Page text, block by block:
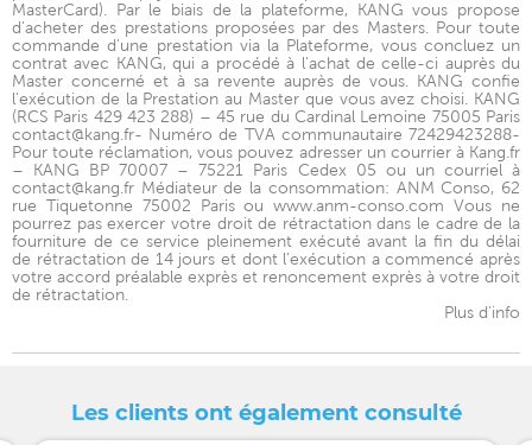
MasterCard). Par le biais de la plateforme, KANG vous propose
d'acheter des prestations proposées par des Masters. Pour toute
commande d'une prestation via la Plateforme, vous concluez un
contrat avec KANG, qui a procédé à l'achat de celle-ci auprès du
Master concerné et à sa revente auprès de vous. KANG confie
l'exécution de la Prestation au Master que vous avez choisi. KANG
(RCS Paris 429 423 288) – 45 rue du Cardinal Lemoine 75005 Paris
contact@kang.fr- Numéro de TVA communautaire 72429423288-
Pour toute réclamation, vous pouvez adresser un courrier à Kang.fr
– KANG BP 70007 – 75221 Paris Cedex 05 ou un courriel à
contact@kang.fr Médiateur de la consommation: ANM Conso, 62
rue Tiquetonne 75002 Paris ou www.anm-conso.com Vous ne
pourrez pas exercer votre droit de rétractation dans le cadre de la
fourniture de ce service pleinement exécuté avant la fin du délai
de rétractation de 14 jours et dont l’exécution a commencé après
votre accord préalable exprès et renoncement exprès à votre droit
de rétractation.
Plus d'info
Les clients ont également consulté